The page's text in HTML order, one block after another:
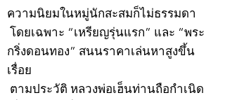
ความนิยมในหมู่นักสะสมก็ไม่ธรรมดา
โดยเฉพาะ “เหรียญรุ่นแรก” และ “พระ
กริ่งดอนทอง” สนนราคาเล่นหาสูงขึ้น
เรื่อย
ตามประวัติ หลวงพ่อเฮ็นท่านถือกำเนิด